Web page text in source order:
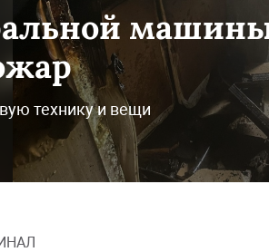
технику и вещи